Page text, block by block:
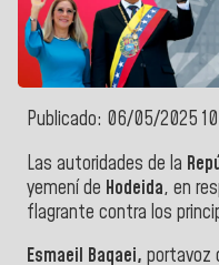
Publicado: 06/05/2025
Las autoridades de la
yemení de Hodeida, en
flagrante contra los
Esmaeil Baqaei, portavoz